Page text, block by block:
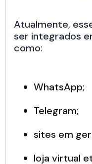
Atualmente,
ser integrados
como:
WhatsApp;
Telegram;
sites em
loja virtual